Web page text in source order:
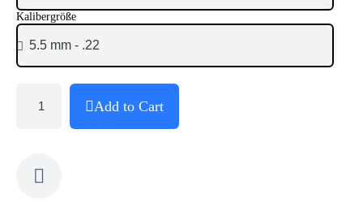
Kalibergröße
Add to Cart